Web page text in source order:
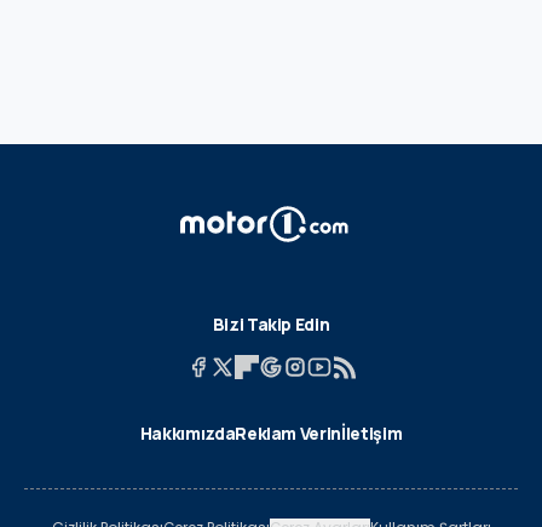
Bizi Takip Edin
HakkımızdaReklam Verinİletişim